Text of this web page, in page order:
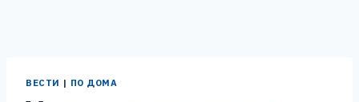
ВЕСТИ | ПО ДОМА